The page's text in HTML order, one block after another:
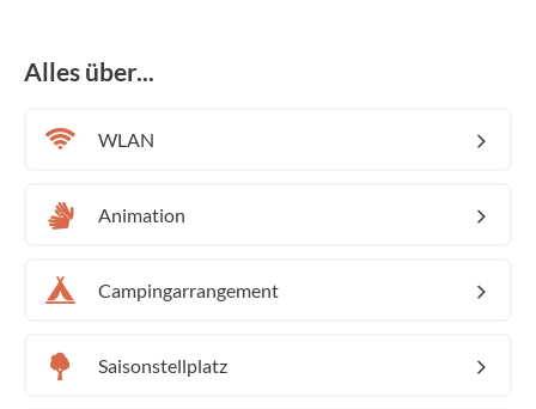
Alles über...
WLAN
Animation
Campingarrangement
Saisonstellplatz